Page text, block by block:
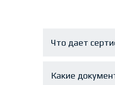
Что дает
Какие